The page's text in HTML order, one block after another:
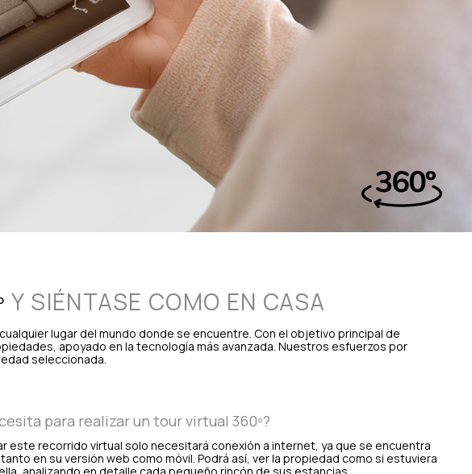
Y SIÉNTASE COMO EN CASA
lugar del mundo donde se encuentre. Con el objetivo principal de
apoyado en la tecnología más avanzada. Nuestros esfuerzos por
seleccionada.
para realizar un tour virtual 360º?
este recorrido virtual solo necesitará conexión a internet, ya que se encuentra
en su versión web como móvil. Podrá así, ver la propiedad como si estuviera